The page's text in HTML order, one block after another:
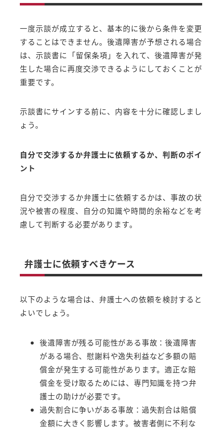
一度示談が成立すると、基本的に後から条件を変更
することはできません。後遺障害が予想される場合
は、示談書に「留保条項」を入れて、後遺障害が発
生した場合に再度交渉できるようにしておくことが
重要です。
示談書にサインする前に、内容を十分に確認しまし
ょう。
自分で交渉するか弁護士に依頼するか、判断のポイ
ント
自分で交渉するか弁護士に依頼するかは、事故の状
況や被害の程度、自分の知識や時間的余裕などを考
慮して判断する必要があります。
弁護士に依頼すべきケース
以下のような場合は、弁護士への依頼を検討すると
よいでしょう。
後遺障害が残る可能性がある事故：後遺障害
がある場合、慰謝料や逸失利益など多額の賠
償金が発生する可能性があります。適正な賠
償金を受け取るためには、専門知識を持つ弁
護士の助けが必要です。
過失割合に争いがある事故：過失割合は賠償
金額に大きく影響します。被害者側に不利な